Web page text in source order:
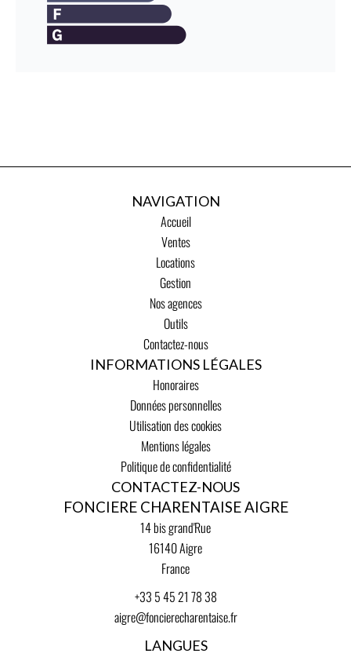
NAVIGATION
Accueil
Ventes
Locations
Gestion
Nos agences
Outils
Contactez-nous
INFORMATIONS LÉGALES
Honoraires
Données personnelles
Utilisation des cookies
Mentions légales
Politique de confidentialité
CONTACTEZ-NOUS
FONCIERE CHARENTAISE AIGRE
14 bis grand'Rue
16140Aigre
France
+33 5 45 21 78 38
aigre@foncierecharentaise.fr
LANGUES